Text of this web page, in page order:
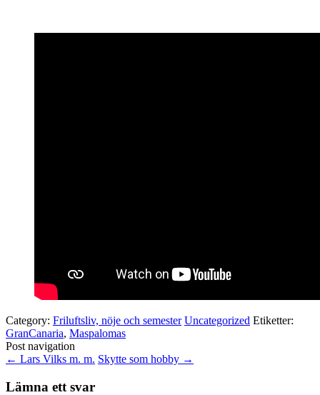
Category: Friluftsliv, nöje och semester Uncategorized Etiketter:
GranCanaria, Maspalomas
Post navigation
← Lars Vilks m. m. Skytte som hobby →
Lämna ett svar